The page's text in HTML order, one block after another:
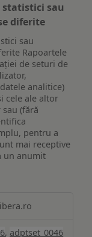
sau
diferite
sau
Rapoartele
de seturi de
analitice)
cele ale altor
(fără
pentru a
mai receptive
un anumit
, adptset_0046